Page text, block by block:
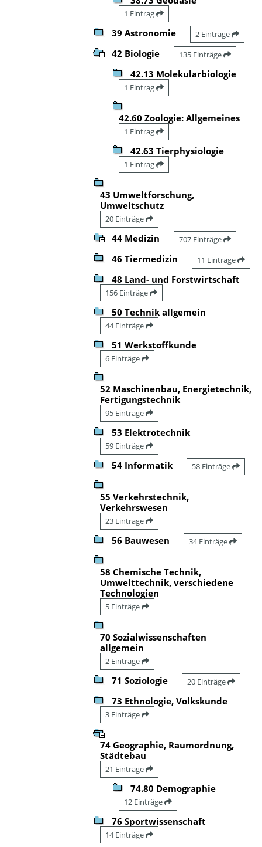
1 Eintrag
39 Astronomie 2 Einträge
42 Biologie 135 Einträge
42.13 Molekularbiologie
1 Eintrag
42.60 Zoologie: Allgemeines
1 Eintrag
42.63 Tierphysiologie
1 Eintrag
43 Umweltforschung,
Umweltschutz
20 Einträge
44 Medizin 707 Einträge
46 Tiermedizin 11 Einträge
48 Land- und Forstwirtschaft
156 Einträge
50 Technik allgemein
44 Einträge
51 Werkstoffkunde
6 Einträge
52 Maschinenbau, Energietechnik,
Fertigungstechnik
95 Einträge
53 Elektrotechnik
59 Einträge
54 Informatik 58 Einträge
55 Verkehrstechnik,
Verkehrswesen
23 Einträge
56 Bauwesen 34 Einträge
58 Chemische Technik,
Umwelttechnik, verschiedene
Technologien
5 Einträge
70 Sozialwissenschaften
allgemein
2 Einträge
71 Soziologie 20 Einträge
73 Ethnologie, Volkskunde
3 Einträge
74 Geographie, Raumordnung,
Städtebau
21 Einträge
74.80 Demographie
12 Einträge
76 Sportwissenschaft
14 Einträge